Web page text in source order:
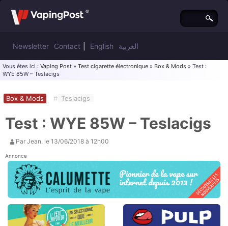
Newsletter Contact English العربية
Vous êtes ici : Vaping Post » Test cigarette électronique » Box & Mods » Test :
WYE 85W – Teslacigs
Test : WYE 85W – Teslacigs
Box & Mods # Teslacigs
Par Jean, le 13/06/2018 à 12h00
Annonce